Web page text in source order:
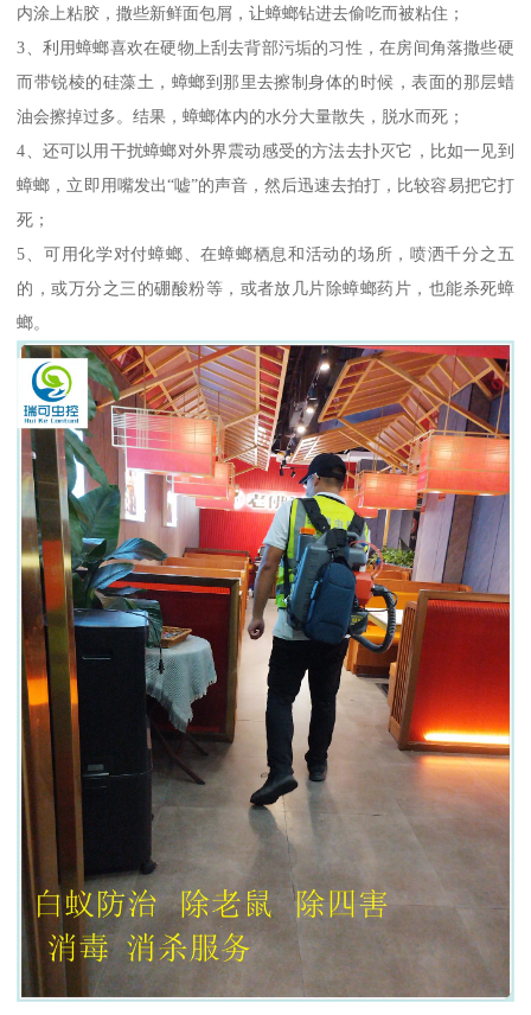
内涂上粘胶，撒些新鲜面包屑，让蟑螂钻进去偷吃而被粘住；
3、利用蟑螂喜欢在硬物上刮去背部污垢的习性，在房间角落撒些硬
而带锐棱的硅藻土，蟑螂到那里去擦制身体的时候，表面的那层蜡
油会擦掉过多。结果，蟑螂体内的水分大量散失，脱水而死；
4、还可以用干扰蟑螂对外界震动感受的方法去扑灭它，比如一见到
蟑螂，立即用嘴发出“嘘”的声音，然后迅速去拍打，比较容易把它打
死；
5、可用化学对付蟑螂、在蟑螂栖息和活动的场所，喷洒千分之五
的，或万分之三的硼酸粉等，或者放几片除蟑螂药片，也能杀死蟑
螂。